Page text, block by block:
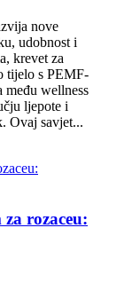
nove
udobnost i
krevet za
tijelo s PEMF-
među wellness
ljepote i
Ovaj savjet...
rozaceu: